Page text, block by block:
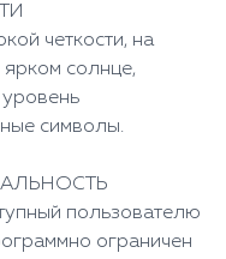
четкости, на
солнце,
уровень
символы.
пользователю
ограничен